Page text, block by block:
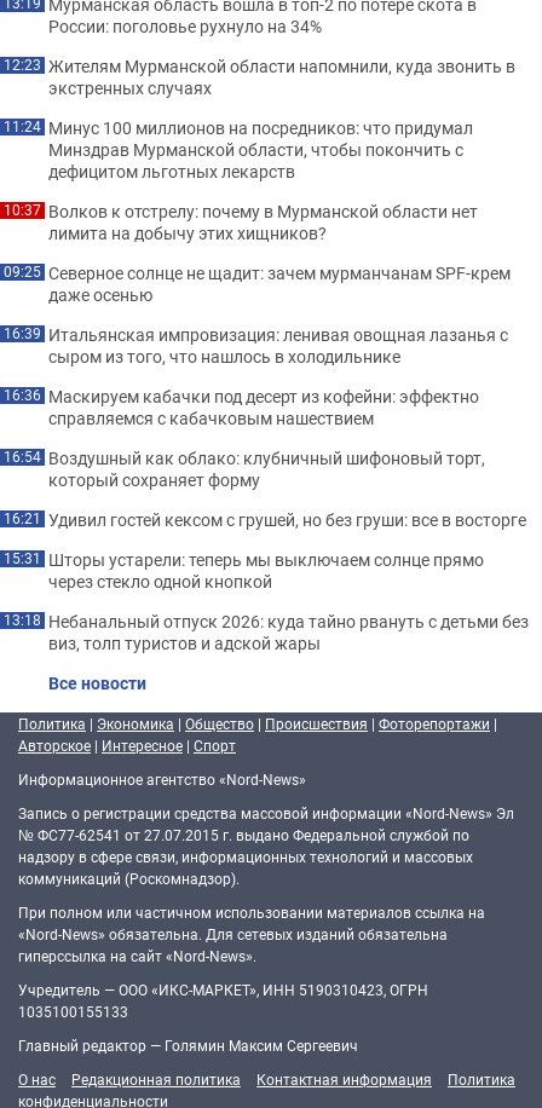
России: поголовье рухнуло на 34%
12:23 Жителям Мурманской области напомнили, куда звонить в
экстренных случаях
11:24 Минус 100 миллионов на посредников: что придумал
Минздрав Мурманской области, чтобы покончить с
дефицитом льготных лекарств
10:37 Волков к отстрелу: почему в Мурманской области нет
лимита на добычу этих хищников?
09:25 Северное солнце не щадит: зачем мурманчанам SPF-крем
даже осенью
16:39 Итальянская импровизация: ленивая овощная лазанья с
сыром из того, что нашлось в холодильнике
16:36 Маскируем кабачки под десерт из кофейни: эффектно
справляемся с кабачковым нашествием
16:54 Воздушный как облако: клубничный шифоновый торт,
который сохраняет форму
16:21 Удивил гостей кексом с грушей, но без груши: все в восторге
15:31 Шторы устарели: теперь мы выключаем солнце прямо
через стекло одной кнопкой
13:18 Небанальный отпуск 2026: куда тайно рвануть с детьми без
виз, толп туристов и адской жары
Все новости
Политика | Экономика | Общество | Происшествия | Фоторепортажи |
Авторское | Интересное | Спорт
Информационное агентство «Nord-News»
Запись о регистрации средства массовой информации «Nord-News» Эл
№ ФС77-62541 от 27.07.2015 г. выдано Федеральной службой по
надзору в сфере связи, информационных технологий и массовых
коммуникаций (Роскомнадзор).
При полном или частичном использовании материалов ссылка на
«Nord-News» обязательна. Для сетевых изданий обязательна
гиперссылка на сайт «Nord-News».
Учредитель — ООО «ИКС-МАРКЕТ», ИНН 5190310423, ОГРН
1035100155133
Главный редактор — Голямин Максим Сергеевич
О нас
Редакционная политика Контактная информация
Политика
конфиденциальности